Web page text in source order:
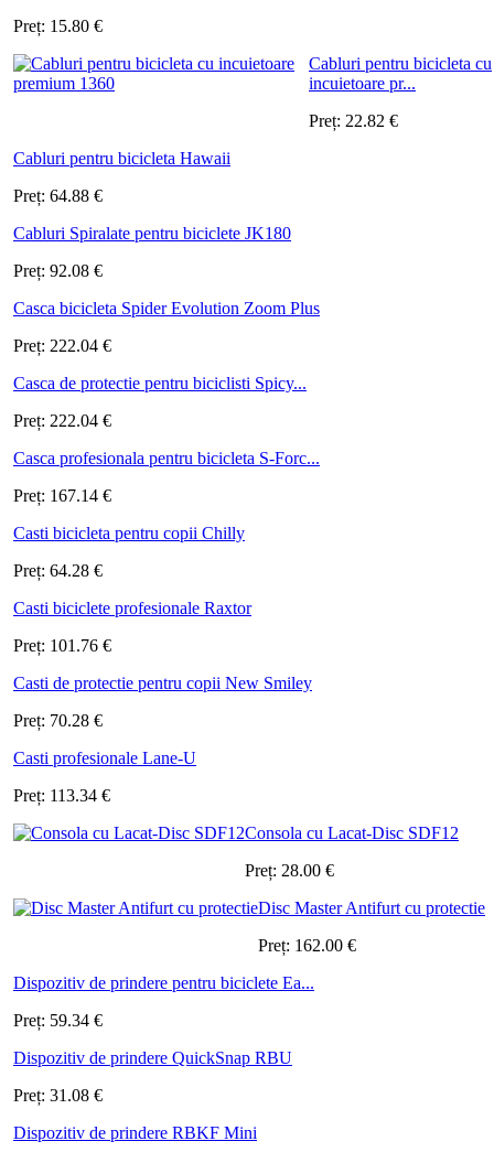
Preț: 15.80 €
Cabluri pentru bicicleta cu
incuietoare pr...
Preț: 22.82 €
Cabluri pentru bicicleta Hawaii
Preț: 64.88 €
Cabluri Spiralate pentru biciclete JK180
Preț: 92.08 €
Casca bicicleta Spider Evolution Zoom Plus
Preț: 222.04 €
Casca de protectie pentru biciclisti Spicy...
Preț: 222.04 €
Casca profesionala pentru bicicleta S-Forc...
Preț: 167.14 €
Casti bicicleta pentru copii Chilly
Preț: 64.28 €
Casti biciclete profesionale Raxtor
Preț: 101.76 €
Casti de protectie pentru copii New Smiley
Preț: 70.28 €
Casti profesionale Lane-U
Preț: 113.34 €
Consola cu Lacat-Disc SDF12
Preț: 28.00 €
Disc Master Antifurt cu protectie
Preț: 162.00 €
Dispozitiv de prindere pentru biciclete Ea...
Preț: 59.34 €
Dispozitiv de prindere QuickSnap RBU
Preț: 31.08 €
Dispozitiv de prindere RBKF Mini